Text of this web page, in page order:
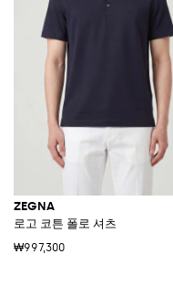
ZEGNA
로고 코튼 폴로 셔츠
₩997,300